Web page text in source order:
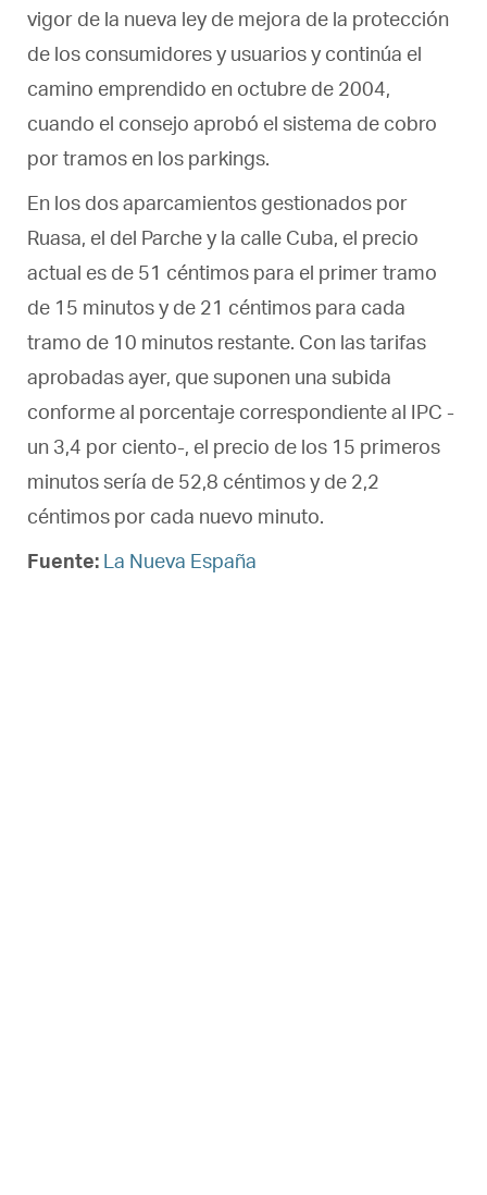
vigor de la nueva ley de mejora de la protección
de los consumidores y usuarios y continúa el
camino emprendido en octubre de 2004,
cuando el consejo aprobó el sistema de cobro
por tramos en los parkings.
En los dos aparcamientos gestionados por
Ruasa, el del Parche y la calle Cuba, el precio
actual es de 51 céntimos para el primer tramo
de 15 minutos y de 21 céntimos para cada
tramo de 10 minutos restante. Con las tarifas
aprobadas ayer, que suponen una subida
conforme al porcentaje correspondiente al IPC -
un 3,4 por ciento-, el precio de los 15 primeros
minutos sería de 52,8 céntimos y de 2,2
céntimos por cada nuevo minuto.
Fuente:La Nueva España